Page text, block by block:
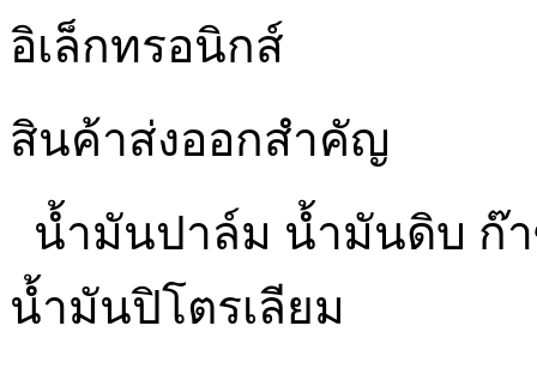
อิเล็กทรอนิกส์
สินค้าส่งออกสำคัญ
น้ำมันปาล์ม น้ำมันดิบ ก๊
น้ำมันปิโตรเลียม